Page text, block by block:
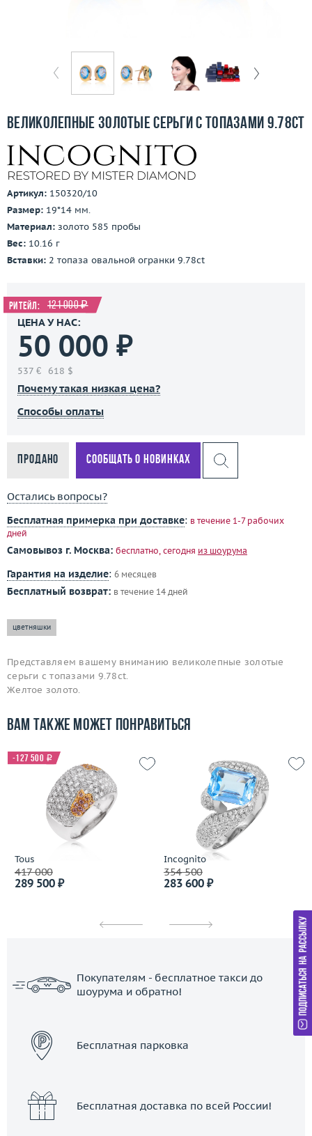
Покупка и оплата
Контакты
3D-тур по шоуруму
Великолепные золотые серьги с топазами 9.78ct
Артикул: 150320/10
Размер: 19*14 мм.
Материал: золото 585 пробы
Вес: 10.16 г
Вставки: 2 топаза овальной огранки 9.78ct
Ритейл: 121 000 ₽
ЦЕНА У НАС:
50 000 ₽
537 € 618 $
Почему такая низкая цена?
Способы оплаты
Продано Сообщать о новинках
Остались вопросы?
Бесплатная примерка при доставке: в течение 1-7 рабочих
дней
Самовывоз г. Москва: бесплатно, сегодня из шоурума
Гарантия на изделие: 6 месяцев
Бесплатный возврат: в течение 14 дней
цветняшки
Представляем вашему вниманию великолепные золотые
серьги с топазами 9.78ct.
Желтое золото.
Вам также может понравиться
Tous
417 000
289 500 ₽
-127 500 i
Incognito
354 500
283 600 ₽
Покупателям - бесплатное такси до
шоурума и обратно!
Бесплатная парковка
Бесплатная доставка по всей России!